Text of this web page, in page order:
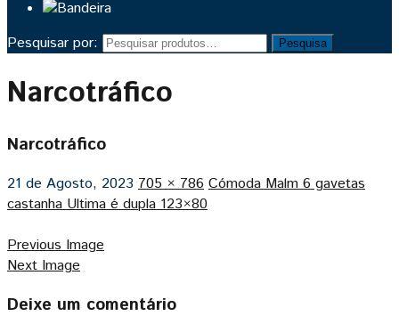
Pesquisar por: Pesquisa
Narcotráfico
Narcotráfico
21 de Agosto, 2023 705 × 786 Cómoda Malm 6 gavetas
castanha Ultima é dupla 123×80
Previous Image
Next Image
Deixe um comentário